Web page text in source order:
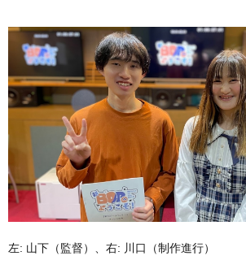
左: 山下（監督）、右: 川口（制作進行）